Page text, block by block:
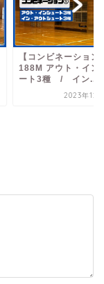
【コンビネーショ
188M アウト・イン
ート3種 / イン...
2023年12